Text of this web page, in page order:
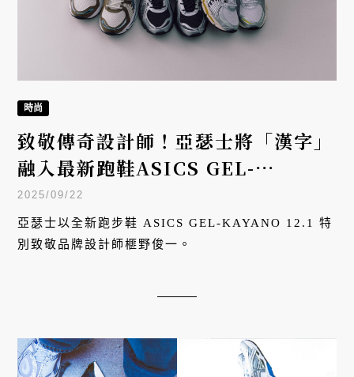
時尚
致敬傳奇設計師！亞瑟士將「漢字」
融入最新跑鞋ASICS GEL-
KAYANO 12.1
2025/09/22
亞瑟士以全新跑步鞋 ASICS GEL-KAYANO 12.1 特
別致敬品牌設計師榧野俊一。